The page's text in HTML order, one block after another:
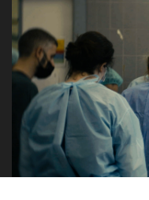
Contatti
La sede
Partner
Rete regionale
Bilancio sociale
Amministrazione
trasparente
Bandi e gare
Sostenibilità ambientale